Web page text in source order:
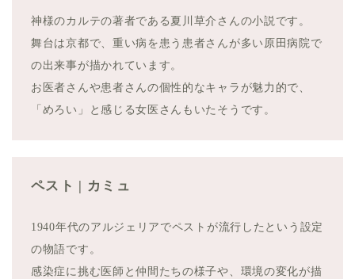
神様のカルテの著者である夏川草介さんの小説です。
舞台は京都で、重い病を患う患者さんが多い原田病院で
の出来事が描かれています。
お医者さんや患者さんの個性的なキャラが魅力的で、
「めろい」と感じる女医さんもいたそうです。
ペスト | カミュ
1940年代のアルジェリアでペストが流行したという設定
の物語です。
感染症に挑む医師と仲間たちの様子や、環境の変化が描